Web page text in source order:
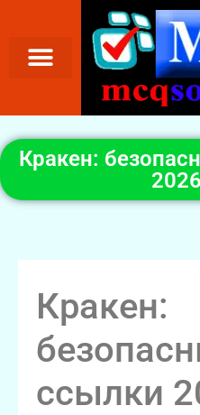
Кракен:
Кракен:
ссылки